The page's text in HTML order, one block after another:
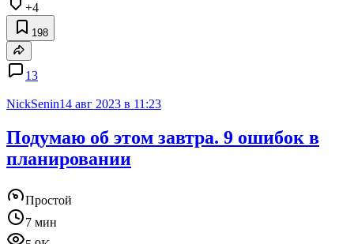
+4
198
13
NickSenin14 авг 2023 в 11:23
Подумаю об этом завтра. 9 ошибок в
планировании
Простой
7 мин